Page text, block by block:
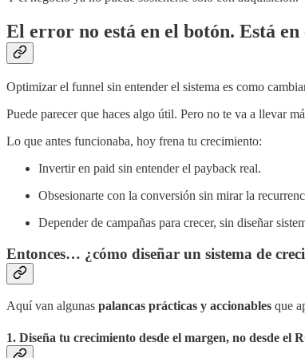
El error no está en el botón. Está
Optimizar el funnel sin entender el sistema es como
Puede parecer que haces algo útil. Pero no te va a llevar
Lo que antes funcionaba, hoy frena tu crecimiento:
Invertir en paid sin entender el payback real.
Obsesionarte con la conversión sin mirar la
Depender de campañas para crecer, sin diseñar
Entonces… ¿cómo diseñar un sistema de
Aquí van algunas palancas prácticas y accionables que
1. Diseña tu crecimiento desde el margen, no desde el